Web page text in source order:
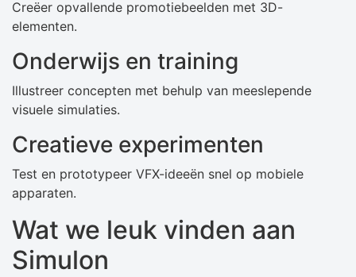
Creëer opvallende promotiebeelden met 3D-
elementen.
Onderwijs en training
Illustreer concepten met behulp van meeslepende
visuele simulaties.
Creatieve experimenten
Test en prototypeer VFX-ideeën snel op mobiele
apparaten.
Wat we leuk vinden aan
Simulon